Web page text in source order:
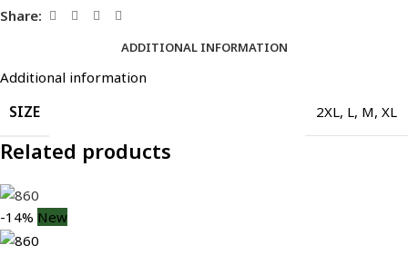
Share:
ADDITIONAL INFORMATION
Additional information
SIZE 2XL, L, M, XL
Related products
-14% New